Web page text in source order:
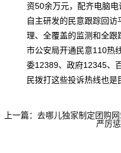
资50余万元，配齐电脑电
自主研发的民意跟踪回
理、全覆盖的监测和全跟
市公安局开通民意110热
委12389、政府12345、
民拨打这些投诉热线也是
上一篇： 去哪儿独家制定团购
严厉